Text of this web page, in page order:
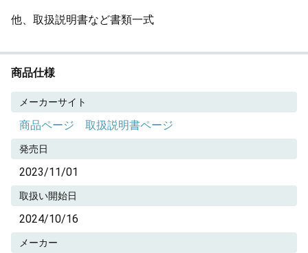
他、取扱説明書など書類一式
商品仕様
メーカーサイト
商品ページ 取扱説明書ページ
発売日
2023/11/01
取扱い開始日
2024/10/16
メーカー